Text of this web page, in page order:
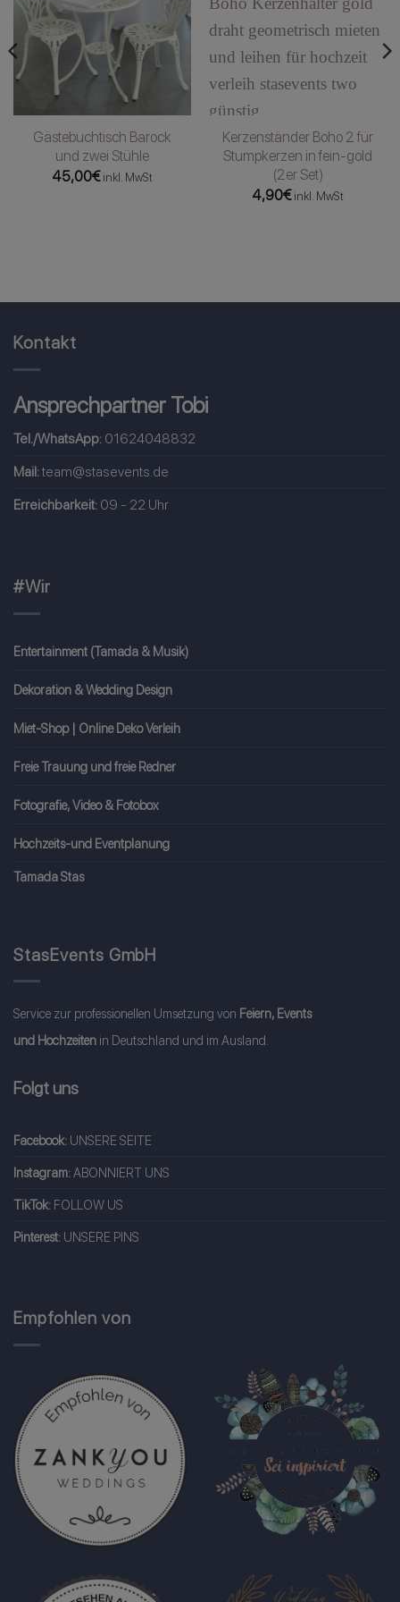
Gästebuchtisch Barock
und zwei Stühle
45,00€ inkl. MwSt
Kerzenständer Boho 2 für
Stumpkerzen in fein-gold
(2er Set)
4,90€ inkl. MwSt
Kontakt
Ansprechpartner Tobi
Tel./WhatsApp: 01624048832
Mail:team@stasevents.de
Erreichbarkeit: 09 - 22 Uhr
#Wir
Entertainment (Tamada & Musik)
Dekoration & Wedding Design
Miet-Shop | Online Deko Verleih
Freie Trauung und freie Redner
Fotografie, Video & Fotobox
Hochzeits-und Eventplanung
Tamada Stas
StasEvents GmbH
Service zur professionellen Umsetzung von Feiern, Events
und Hochzeiten in Deutschland und im Ausland.
Folgt uns
Facebook: UNSERE SEITE
Instagram:ABONNIERT UNS
TikTok: FOLLOW US
Pinterest: UNSERE PINS
Empfohlen von